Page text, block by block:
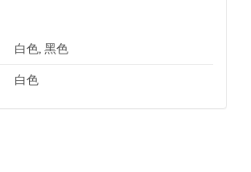
白色, 黑色
白色